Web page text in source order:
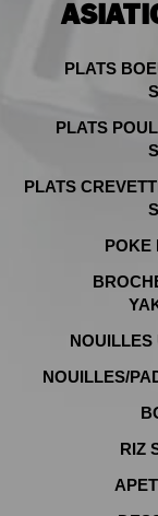
PLATS
PLATS
PLATS
POKE
NOUILLES
NOUILLES/
RIZ